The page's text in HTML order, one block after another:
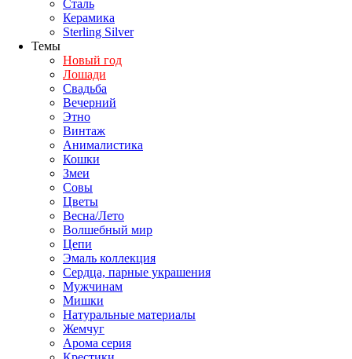
Сталь
Керамика
Sterling Silver
Темы
Новый год
Лошади
Свадьба
Вечерний
Этно
Винтаж
Анималистика
Кошки
Змеи
Совы
Цветы
Весна/Лето
Волшебный мир
Цепи
Эмаль коллекция
Сердца, парные украшения
Мужчинам
Мишки
Натуральные материалы
Жемчуг
Арома серия